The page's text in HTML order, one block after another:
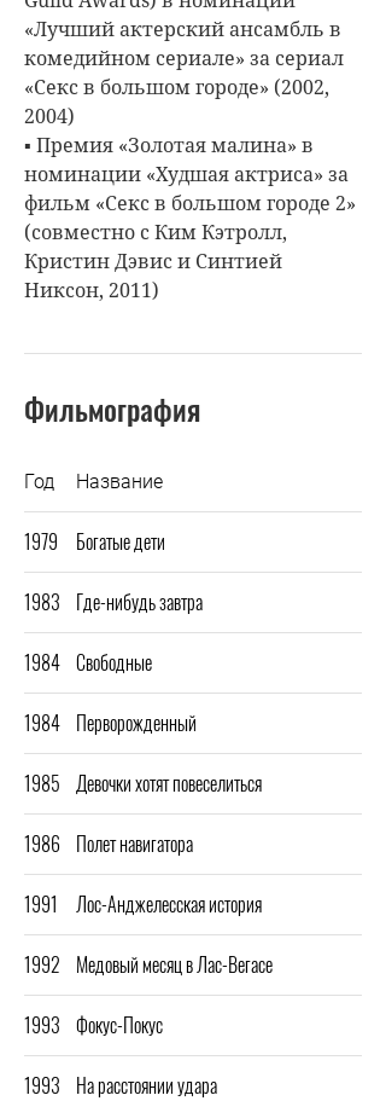
«Лучший актерский ансамбль в
комедийном сериале» за сериал
«Секс в большом городе» (2002,
2004)
▪ Премия «Золотая малина» в
номинации «Худшая актриса» за
фильм «Секс в большом городе 2»
(совместно с Ким Кэтролл,
Кристин Дэвис и Синтией
Никсон, 2011)
Фильмография
Год Название
1979 Богатые дети
1983 Где-нибудь завтра
1984 Свободные
1984 Перворожденный
1985 Девочки хотят повеселиться
1986 Полет навигатора
1991 Лос-Анджелесская история
1992 Медовый месяц в Лас-Вегасе
1993 Фокус-Покус
1993 На расстоянии удара